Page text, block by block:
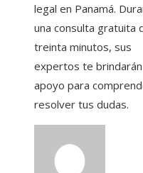
legal en Panamá.
una consulta gratuita
treinta minutos, sus
expertos te brindarán
apoyo para
resolver tus dudas.